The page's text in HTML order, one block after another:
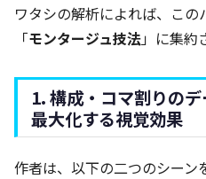
ワタシの解析によれば、こ
「モンタージュ技法」に集約
1. 構成・コマ割りの
最大化する視覚効果
作者は、以下の二つのシーン